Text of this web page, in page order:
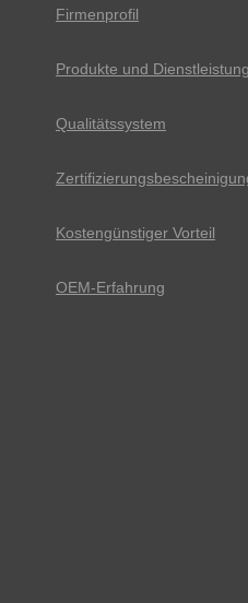
Firmenprofil
Produkte und
Qualitätssystem
Kostengünstiger Vorteil
OEM-Erfahrung